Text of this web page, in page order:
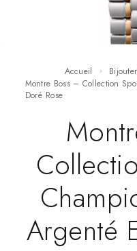
Accueil
Montre Boss – Collection Sport Lux Champion en Acier Argenté et
Doré Rose
Argenté